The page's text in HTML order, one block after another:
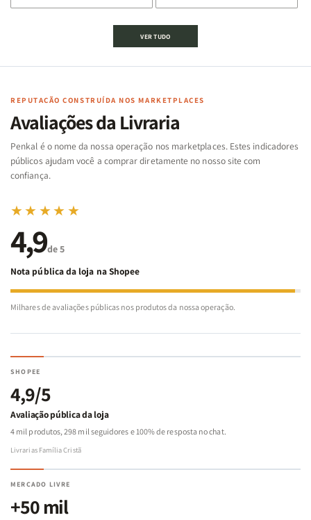
de
Cartas
Famílias
Bíblia
-
Penkal
de
Jogo
Cartas
Famílias
da
Bíblia
-
Penkal
de
Jogo
|
de
de
|
VER TUDO
REPUTAÇÃO CONSTRUÍDA NOS MARKETPLACES
Avaliações da Livraria
Penkal é o nome da nossa operação nos marketplaces. Estes indicadores
públicos ajudam você a comprar diretamente no nosso site com
confiança.
★★★★★
4,9de 5
Nota pública da loja na Shopee
Milhares de avaliações públicas nos produtos da nossa operação.
SHOPEE
4,9/5
Avaliação pública da loja
4 mil produtos, 298 mil seguidores e 100% de resposta no chat.
Livrarias Família Cristã
MERCADO LIVRE
+50 mil